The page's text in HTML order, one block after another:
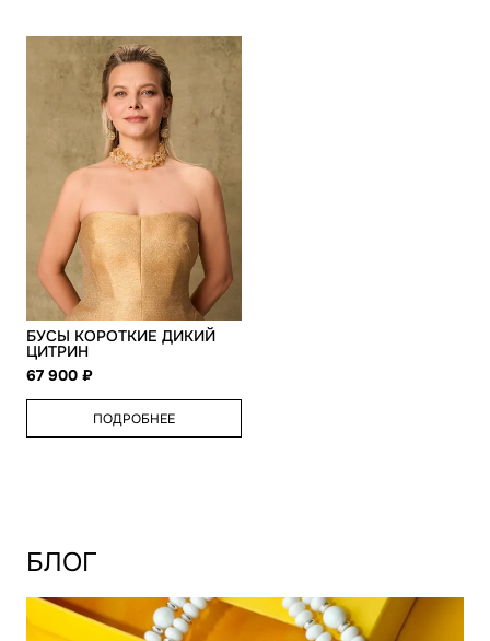
БУСЫ КОРОТКИЕ ДИКИЙ
ЦИТРИН
67 900
ПОДРОБНЕЕ
БЛОГ